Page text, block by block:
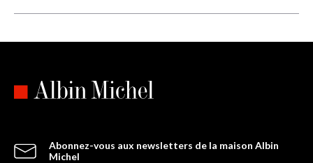
Abonnez-vous aux newsletters de la maison Albin
Michel